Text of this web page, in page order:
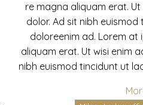
re magna aliquam erat.
dolor. Ad sit nibh
doloreenim ad. Lorem at
aliquam erat. Ut wisi enim
nibh euismod tincidunt ut